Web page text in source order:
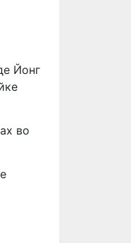
Йонг
во